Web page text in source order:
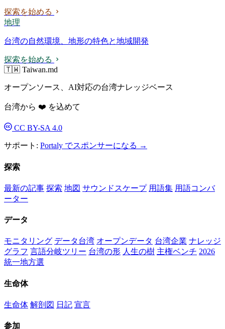
探索を始める
地理
台湾の自然環境、地形の特色と地域開発
探索を始める
🇹🇼 Taiwan.md
オープンソース、AI対応の台湾ナレッジベース
台湾から ❤️ を込めて
CC BY-SA 4.0
サポート: Portaly でスポンサーになる →
探索
最新の記事 探索 地図 サウンドスケープ 用語集 用語コンバ
ーター
データ
モニタリング データ台湾 オープンデータ 台湾企業 ナレッジ
グラフ 言語分岐ツリー 台湾の形 人生の樹 主権ベンチ 2026
統一地方選
生命体
生命体 解剖図 日記 宣言
参加